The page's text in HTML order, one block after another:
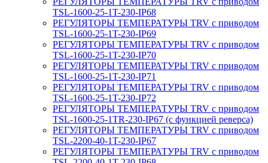
TSL-1600-25-1T-230-IP68
РЕГУЛЯТОРЫ ТЕМПЕРАТУРЫ TRV с приводом
TSL-1600-25-1T-230-IP69
РЕГУЛЯТОРЫ ТЕМПЕРАТУРЫ TRV с приводом
TSL-1600-25-1T-230-IP70
РЕГУЛЯТОРЫ ТЕМПЕРАТУРЫ TRV с приводом
TSL-1600-25-1T-230-IP71
РЕГУЛЯТОРЫ ТЕМПЕРАТУРЫ TRV с приводом
TSL-1600-25-1T-230-IP72
РЕГУЛЯТОРЫ ТЕМПЕРАТУРЫ TRV с приводом
TSL-1600-25-1TR-230-IP67 (с функцией реверса)
РЕГУЛЯТОРЫ ТЕМПЕРАТУРЫ TRV с приводом
TSL-2200-40-1T-230-IP67
РЕГУЛЯТОРЫ ТЕМПЕРАТУРЫ TRV с приводом